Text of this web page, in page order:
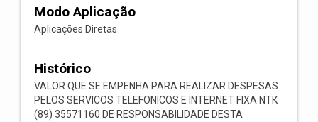
Modo Aplicação
Aplicações Diretas
Histórico
VALOR QUE SE EMPENHA PARA REALIZAR DESPESAS
PELOS SERVICOS TELEFONICOS E INTERNET FIXA NТК
(89) 35571160 DE RESPONSABILIDADE DESTA